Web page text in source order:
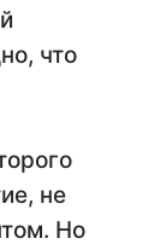
что
не
Но